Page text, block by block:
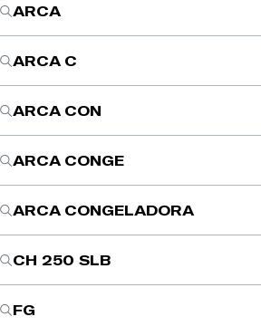
ARCA
ARCA C
ARCA CON
ARCA CONGE
ARCA CONGELADORA
CH 250 SLB
FG